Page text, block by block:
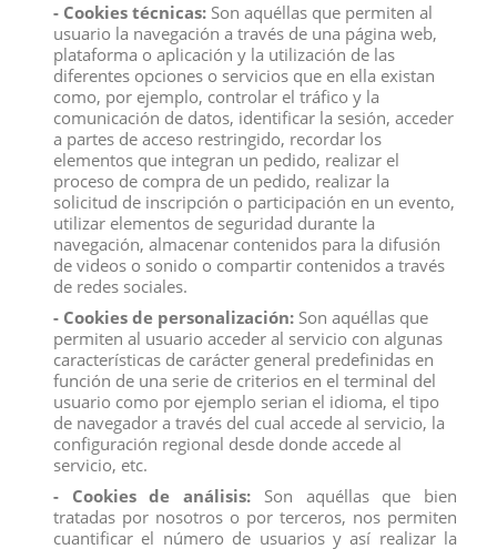
NA NA NA SWEETEST CAJA AZUL
Referencia 2023
Conoce las muñecas más adorables que
puedes coleccionar.
Muñeca de moda, con rostro estampado y ropa
con hermosos detalles.
El set incluye una muñeca de 15 cm, un
conjunto completo que incluye zapatos y un
cepillo para el pelo.
Descripción
Detalles del producto
Reviews(0)
- Cookies técnicas: Son aquéllas que permiten al
usuario la navegación a través de una página web,
plataforma o aplicación y la utilización de las
diferentes opciones o servicios que en ella existan
como, por ejemplo, controlar el tráfico y la
comunicación de datos, identificar la sesión, acceder
a partes de acceso restringido, recordar los
elementos que integran un pedido, realizar el
proceso de compra de un pedido, realizar la
solicitud de inscripción o participación en un evento,
utilizar elementos de seguridad durante la
navegación, almacenar contenidos para la difusión
de videos o sonido o compartir contenidos a través
de redes sociales.
- Cookies de personalización: Son aquéllas que
permiten al usuario acceder al servicio con algunas
características de carácter general predefinidas en
función de una serie de criterios en el terminal del
usuario como por ejemplo serian el idioma, el tipo
de navegador a través del cual accede al servicio, la
configuración regional desde donde accede al
servicio, etc.
- Cookies de análisis: Son aquéllas que bien
tratadas por nosotros o por terceros, nos permiten
cuantificar el número de usuarios y así realizar la